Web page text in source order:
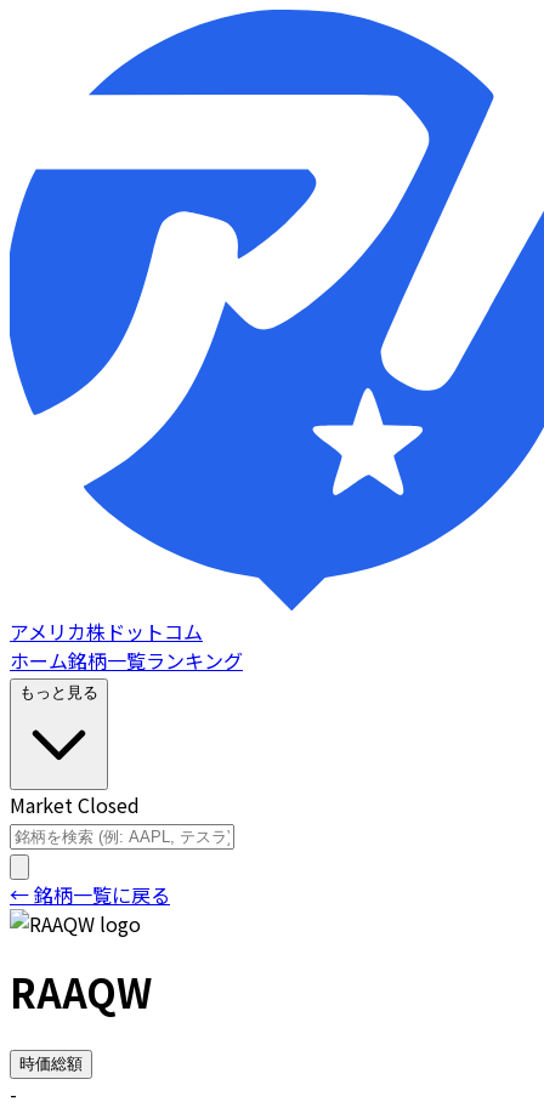
アメリカ株ドットコム
ホーム銘柄一覧ランキング
もっと見る
Market Closed
← 銘柄一覧に戻る
RAAQW
時価総額
-